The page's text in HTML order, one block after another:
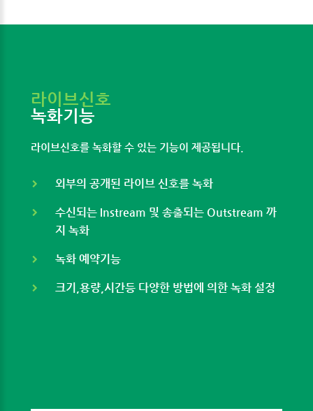
라이브신호
녹화기능
라이브신호를 녹화할 수 있는 기능이 제공됩니다.
외부의 공개된 라이브 신호를 녹화
수신되는 Instream 및 송출되는 Outstream 까
지 녹화
녹화 예약기능
크기,용량,시간등 다양한 방법에 의한 녹화 설정